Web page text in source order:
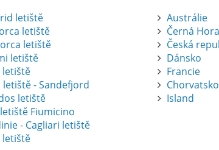
letiště
letiště
letiště
letiště
letiště
letiště - Sandefjord
letiště
Fiumicino
- Cagliari letiště
letiště
Austrálie
Černá Hora
Česká
Dánsko
Francie
Chorvatsko
Island
je výborný způsob, jak pohodlně